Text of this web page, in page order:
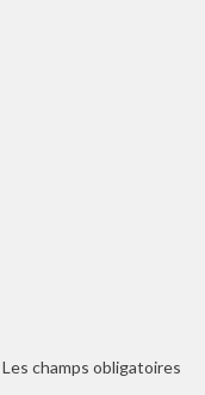
Les champs obligatoires